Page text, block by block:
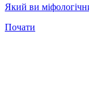
Який ви
Почати